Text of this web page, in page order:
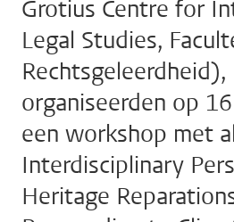
Grotius Centre for
Legal Studies,
Rechtsgeleerdheid),
organiseerden op
een workshop met
Interdisciplinary
Heritage